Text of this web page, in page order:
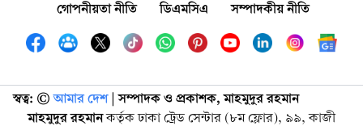
গোপনীয়তা নীতি
ডিএমসিএ সম্পাদকীয় নীতি
স্বত্ব: ©️ আমার দেশ| সম্পাদক ও প্রকাশক, মাহমুদুর রহমান
মাহমুদুর রহমানকর্তৃক ঢাকা ট্রেড সেন্টার (৮ম ফ্লোর), ৯৯, কাজী